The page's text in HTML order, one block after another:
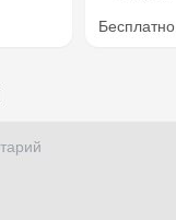
Бесплатно